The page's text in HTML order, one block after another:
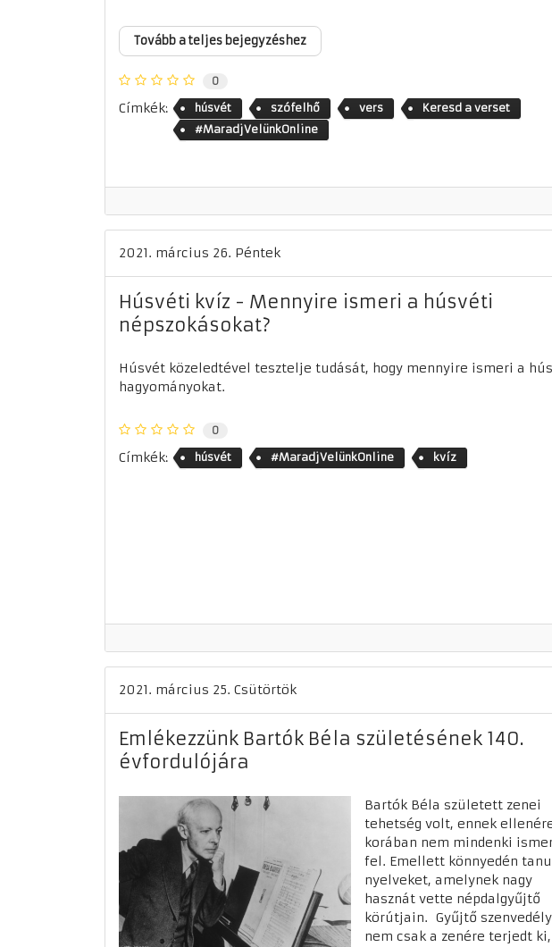
Tovább a teljes bejegyzéshez
0
Címkék: húsvét szófelhő vers
Keresd a verset
#MaradjVelünkOnline
2021. március 26. Péntek
Húsvéti kvíz - Mennyire ismeri a húsvéti
népszokásokat?
Húsvét közeledtével tesztelje tudását, hogy mennyire ismeri a
hagyományokat.
0
Címkék: húsvét #MaradjVelünkOnline kvíz
2021. március 25. Csütörtök
Emlékezzünk Bartók Béla születésének 140.
évfordulójára
Bartók Béla született zenei
tehetség volt, ennek
korában nem mindenki
fel. Emellett könnyedén
nyelveket, amelynek nagy
hasznát vette népdalgyűjtő
körútjain. Gyűjtő
nem csak a zenére terjedt ki,